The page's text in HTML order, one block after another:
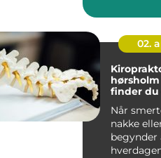
...
02.
hørsholm sådan
finder
Når
nakke
begynder